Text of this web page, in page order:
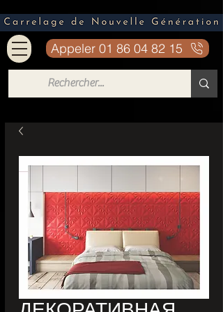
Appeler 01 86 04 82 15